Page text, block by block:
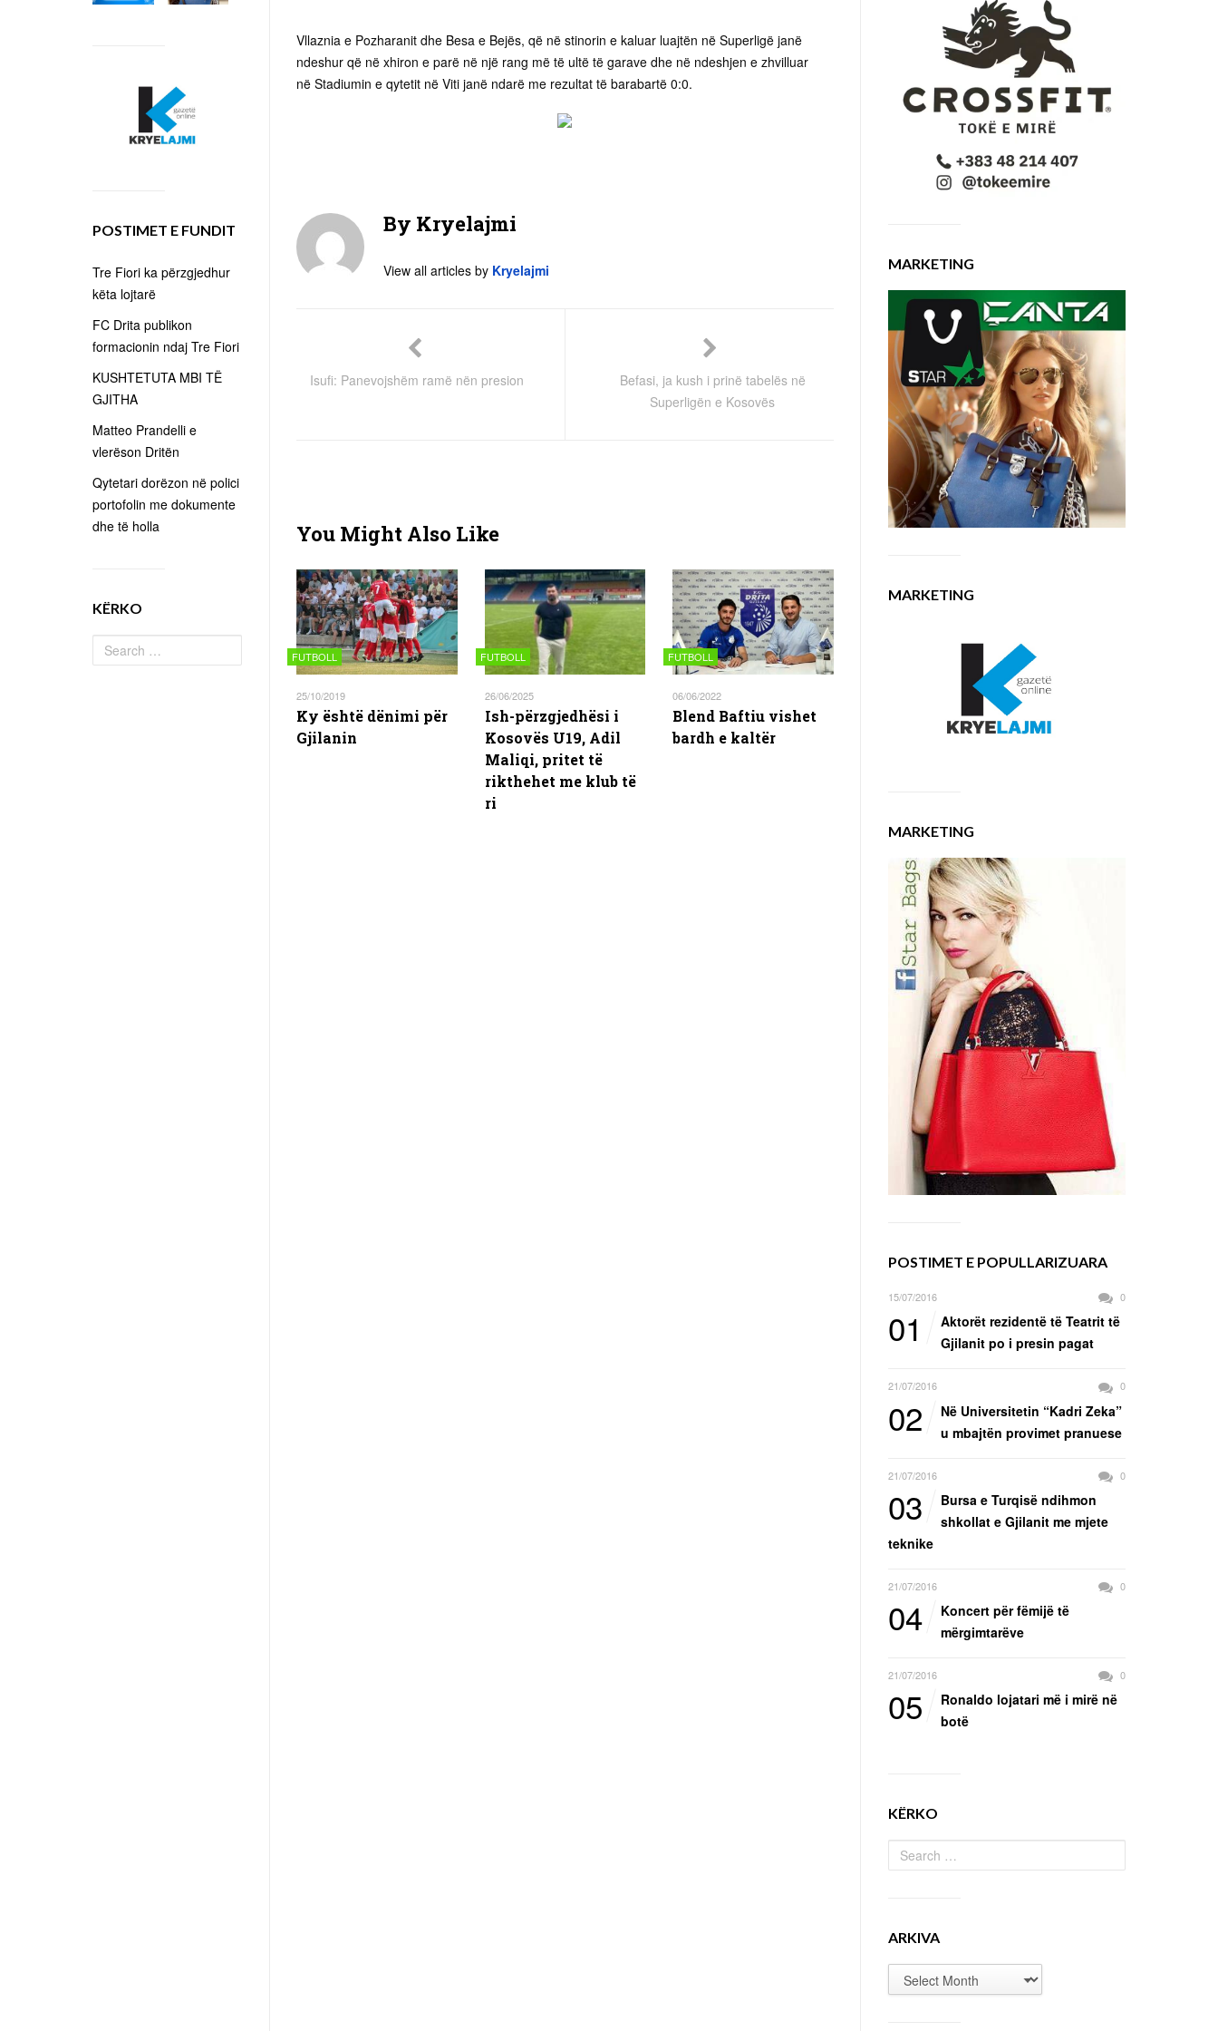
Vllaznia e Pozharanit dhe Besa e Bejës, që në stinorin e kaluar luajtën në Superligë janë
ndeshur që në xhiron e parë në një rang më të ultë të garave dhe në ndeshjen e zhvilluar
në Stadiumin e qytetit në Viti janë ndarë me rezultat të barabartë 0:0.
By Kryelajmi
View all articles by Kryelajmi
Isufi: Panevojshëm ramë nën presion
Befasi, ja kush i prinë tabelës në
Superligën e Kosovës
You Might Also Like
FUTBOLL
25/10/2019
Ky është dënimi për
Gjilanin
FUTBOLL
26/06/2025
Ish-përzgjedhësi i
Kosovës U19, Adil
Maliqi, pritet të
rikthehet me klub të
ri
FUTBOLL
06/06/2022
Blend Baftiu vishet
bardh e kaltër
MARKETING
MARKETING
MARKETING
POSTIMET E POPULLARIZUARA
15/07/2016 0
01
Aktorët rezidentë të Teatrit të
Gjilanit po i presin pagat
21/07/2016 0
02
Në Universitetin “Kadri Zeka”
u mbajtën provimet pranuese
21/07/2016 0
03
Bursa e Turqisë ndihmon
shkollat e Gjilanit me mjete
teknike
21/07/2016 0
04
Koncert për fëmijë të
mërgimtarëve
21/07/2016 0
05
Ronaldo lojatari më i mirë në
botë
KËRKO
ARKIVA
POSTIMET E FUNDIT
Tre Fiori ka përzgjedhur
këta lojtarë
FC Drita publikon
formacionin ndaj Tre Fiori
KUSHTETUTA MBI TË
GJITHA
Matteo Prandelli e
vlerëson Dritën
Qytetari dorëzon në polici
portofolin me dokumente
dhe të holla
KËRKO